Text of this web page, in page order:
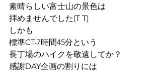
素晴らしい富士山の景色は
拝めませんでした(T T)
しかも
標準CT-7時間45分という
長丁場のハイクを敬遠してか？
感謝DAY企画の割りには